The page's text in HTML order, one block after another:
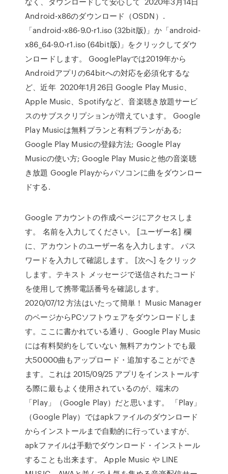
Android-x86のダウンロード（OSDN）.
「android-x86-9.0-r1.iso (32bit版)」か「android-
x86_64-9.0-r1.iso (64bit版)」をクリックしてダウ
ンロードします。 GooglePlayでは2019年から
Androidアプリの64bitへの対応を必須化するな
ど、近年 2020年1月26日 Google Play Music、
Apple Music、Spotifyなど、音楽聴き放題サービ
スのサブスクリプションが増えています。 Google
Play Musicは無料プランと有料プランがある;
Google Play Musicの登録方法; Google Play
Musicの使い方; Google Play Musicと他の音楽聴
き放題 Google Playからパソコンに曲をダウンロー
ドする.
Google アカウントの作成ページにアクセスしま
す。 名前を入力してください。 [ユーザー名] 欄
に、アカウントのユーザー名を入力します。 パス
ワードを入力して確認します。 [次へ] をクリック
します。テキスト メッセージで送信されたコード
を使用して携帯電話番号を確認します。
2020/07/12 方法はいたって簡単！ Music Manager
のページからPCソフトウェアをダウンロードしま
す。ここに書かれている通り、Google Play Music
には有料契約をしていない 無料アカウントでも最
大50000曲もアップロード・追加することができ
ます。これは 2015/09/25 アプリをインストールす
る際に最もよく使用されているのが、端末の
「Play」（Google Play）だと思います。 「Play」
（Google Play）ではapkファイルのダウンロード
からインストールまで自動的に行っていますが、
apkファイルは手動でダウンロード・インストール
することも出来ます。 Apple Music や LINE